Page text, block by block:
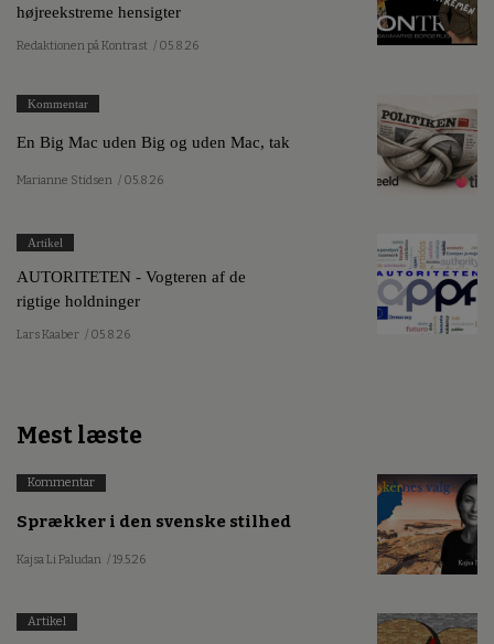
højreekstreme hensigter
Redaktionen på Kontrast / 05.8.26
Kommentar
En Big Mac uden Big og uden Mac, tak
Marianne Stidsen / 05.8.26
Artikel
AUTORITETEN - Vogteren af de
rigtige holdninger
Lars Kaaber / 05.8.26
Mest læste
Kommentar
Sprækker i den svenske stilhed
Kajsa Li Paludan / 19.5.26
Artikel